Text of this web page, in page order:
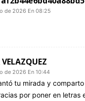
de 2026 En 08:25
de 2026 En 10:44
tu mirada y
por poner en letras